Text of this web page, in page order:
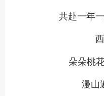
共赴一年
朵朵桃
漫山